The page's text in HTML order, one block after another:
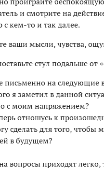
и смотрите на
с кем-то и так далее.
ваши мысли, чувства,
стул подальше
письменно на следующие
я заметил в данной
с моим напряжением?
отношусь к
сделать для того,
в будущем?
вопросы приходят